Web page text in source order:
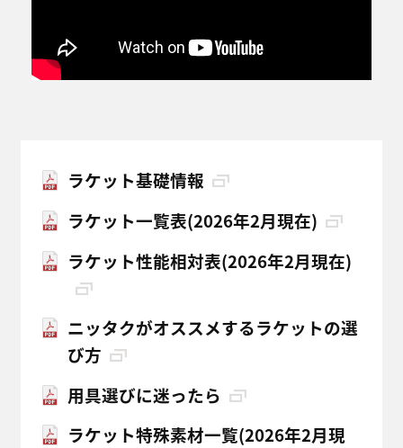
ラケット基礎情報
ラケット一覧表(2026年2月現在)
ラケット性能相対表(2026年2月現在)
ニッタクがオススメするラケットの選
び方
用具選びに迷ったら
ラケット特殊素材一覧(2026年2月現